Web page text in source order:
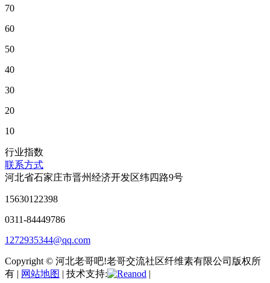
70
60
50
40
30
20
10
行业指数
联系方式
河北省石家庄市晋州经济开发区纬四路9号
15630122398
0311-84449786
1272935344@qq.com
Copyright © 河北老哥吧!老哥交流社区纤维素有限公司版权所
有 | 网站地图 | 技术支持: |